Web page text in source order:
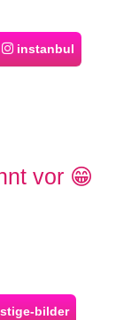
instanbul
vor 😁
bilder